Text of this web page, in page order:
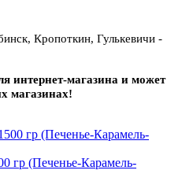
Кропоткин, Гулькевичи -
интернет-магазина и может
магазинах!
гр (Печенье-Карамель-